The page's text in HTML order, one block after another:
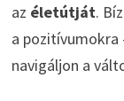
az életútját.
a pozitívumokra
navigáljon a